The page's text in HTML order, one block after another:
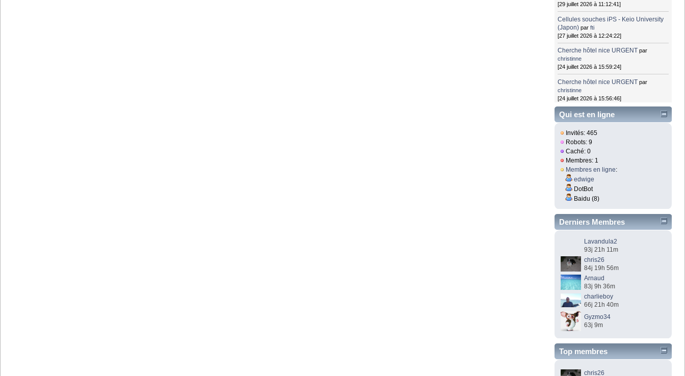
[29 juillet 2026 à 11:12:41]
Cellules souches iPS - Keio University
(Japon) parfti
[27 juillet 2026 à 12:24:22]
Cherche hôtel nice URGENT par
christinne
[24 juillet 2026 à 15:59:24]
Cherche hôtel nice URGENT par
christinne
[24 juillet 2026 à 15:56:46]
Qui est en ligne
Invités: 465
Robots: 9
Caché: 0
Membres: 1
Membres en ligne:
edwige
DotBot
Baidu (8)
Derniers Membres
Lavandula2
93j 21h 11m
chris26
84j 19h 56m
Arnaud
83j 9h 36m
charlieboy
66j 21h 40m
Gyzmo34
63j 9m
Top membres
chris26